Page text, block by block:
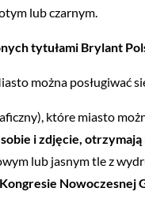
lub czarnym.
tytułami Brylant
można posługiwać
które miasto
i zdjęcie, otrzymają
lub jasnym tle z